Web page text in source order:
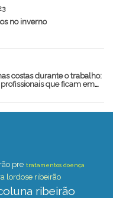
no inverno
costas durante o trabalho:
que ficam em
pre tratamentos doença
lordose ribeirão
ribeirão